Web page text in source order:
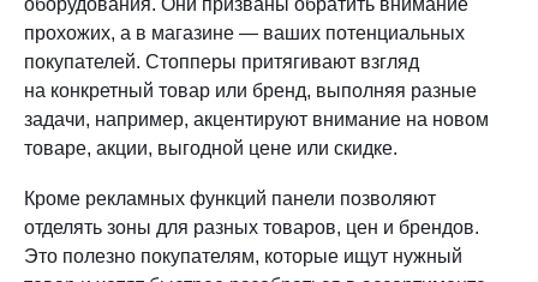
оборудования. Они призваны обратить внимание
прохожих, а в магазине — ваших потенциальных
покупателей. Стопперы притягивают взгляд
на конкретный товар или бренд, выполняя разные
задачи, например, акцентируют внимание на новом
товаре, акции, выгодной цене или скидке.
Кроме рекламных функций панели позволяют
отделять зоны для разных товаров, цен и брендов.
Это полезно покупателям, которые ищут нужный